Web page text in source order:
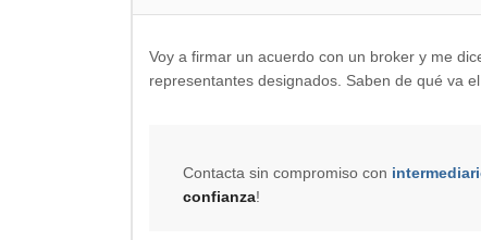
Voy a firmar un acuerdo con un broker y me
representantes designados. Saben de qué va
Contacta sin compromiso con
confianza!